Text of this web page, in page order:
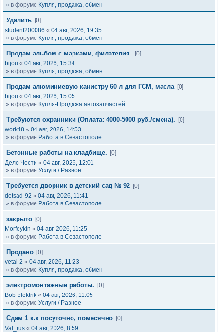
» в форуме Купля, продажа, обмен
Удалить [0]
student200086 « 04 авг, 2026, 19:35
» в форуме Купля, продажа, обмен
Продам альбом с марками, филателия.
[0]
bijou « 04 авг, 2026, 15:34
» в форуме Купля, продажа, обмен
Продам алюминиевую канистру 60 л для ГСМ, масла [0]
bijou « 04 авг, 2026, 15:05
» в форуме Купля-Продажа автозапчастей
Требуются охранники (Оплата: 4000-5000 руб./смена).
[0]
work48 « 04 авг, 2026, 14:53
» в форуме Работа в Севастополе
Бетонные работы на кладбище.
[0]
Дело Чести « 04 авг, 2026, 12:01
» в форуме Услуги / Разное
Требуется дворник в детский сад № 92 [0]
detsad-92 « 04 авг, 2026, 11:41
» в форуме Работа в Севастополе
закрыто [0]
Morfeykin « 04 авг, 2026, 11:25
» в форуме Работа в Севастополе
Продано [0]
vetal-2 « 04 авг, 2026, 11:23
» в форуме Купля, продажа, обмен
электромонтажные работы.
[0]
Bob-elektrik « 04 авг, 2026, 11:05
» в форуме Услуги / Разное
Сдам 1 к.к посуточно, помесячно [0]
Val_rus « 04 авг, 2026, 8:59